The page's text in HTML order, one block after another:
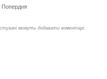
Попердня
можуть додавати коментарі.